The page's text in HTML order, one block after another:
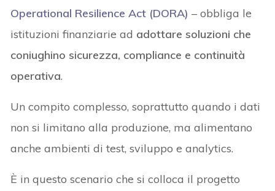
Operational Resilience Act (DORA) – obbliga le
istituzioni finanziarie ad adottare soluzioni che
coniughino sicurezza, compliance e continuità
operativa.
Un compito complesso, soprattutto quando i dati
non si limitano alla produzione, ma alimentano
anche ambienti di test, sviluppo e analytics.
È in questo scenario che si colloca il progetto